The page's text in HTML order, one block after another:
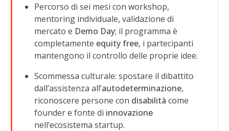
Percorso di sei mesi con workshop,
mentoring individuale, validazione di
mercato e Demo Day; il programma è
completamente equity free, i partecipanti
mantengono il controllo delle proprie idee.
Scommessa culturale: spostare il dibattito
dall’assistenza all’autodeterminazione,
riconoscere persone con disabilità come
founder e fonte di innovazione
nell’ecosistema startup.